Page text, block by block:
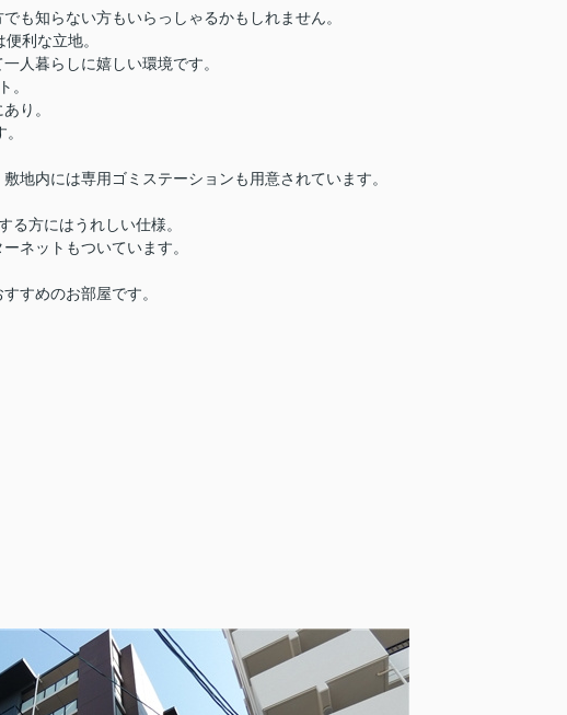
も知らない方もいらっしゃるかもしれません。
利な立地。
人暮らしに嬉しい環境です。
。
り。
地内には専用ゴミステーションも用意されています。
る方にはうれしい仕様。
ネットもついています。
すめのお部屋です。